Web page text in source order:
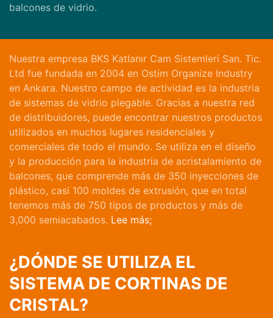
balcones de vidrio.
Nuestra empresa BKS Katlanır Cam Sistemleri San. Tic.
Ltd fue fundada en 2004 en Ostim Organize Industry
en Ankara. Nuestro campo de actividad es la industria
de sistemas de vidrio plegable. Gracias a nuestra red
de distribuidores, puede encontrar nuestros productos
utilizados en muchos lugares residenciales y
comerciales de todo el mundo. Se utiliza en el diseño
y la producción para la industria de acristalamiento de
balcones, que comprende más de 350 inyecciones de
plástico, casi 100 moldes de extrusión, que en total
tenemos más de 750 tipos de productos y más de
3,000 semiacabados. Lee más;
¿DÓNDE SE UTILIZA EL
SISTEMA DE CORTINAS DE
CRISTAL?